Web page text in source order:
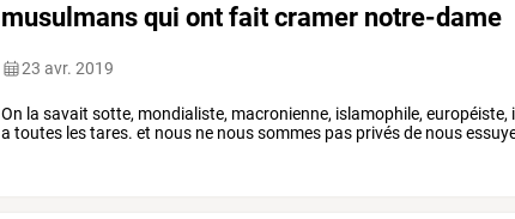
musulmans qui ont fait cramer notre-dame
23 avr. 2019
On la savait sotte, mondialiste, macronienne, islamophile,
a toutes les tares. et nous ne nous sommes pas privés de nous